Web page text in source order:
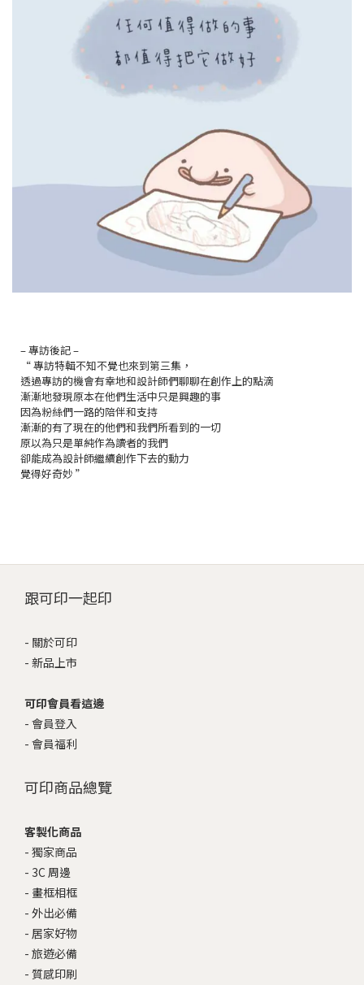
– 專訪後記 –
“ 專訪特輯不知不覺也來到第三集，
透過專訪的機會有幸地和設計師們聊聊在創作上的點滴
漸漸地發現原本在他們生活中只是興趣的事
因為粉絲們一路的陪伴和支持
漸漸的有了現在的他們和我們所看到的一切
原以為只是單純作為讀者的我們
卻能成為設計師繼續創作下去的動力
覺得好奇妙 ”
跟可印一起印
- 關於可印
- 新品上市
可印會員看這邊
- 會員登入
- 會員福利
可印商品總覽
客製化商品
- 獨家商品
- 3C 周邊
- 畫框相框
- 外出必備
- 居家好物
- 旅遊必備
- 質感印刷